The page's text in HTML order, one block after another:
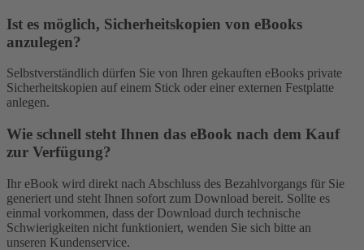
Ist es möglich, Sicherheitskopien von eBooks
anzulegen?
Selbstverständlich dürfen Sie von Ihren gekauften eBooks private
Sicherheitskopien auf einem Stick oder einer externen Festplatte
anlegen.
Wie schnell steht Ihnen das eBook nach dem Kauf
zur Verfügung?
Ihr eBook wird direkt nach Abschluss des Bezahlvorgangs für Sie
generiert und steht Ihnen sofort zum Download bereit. Sollte es
einmal vorkommen, dass der Download durch technische
Schwierigkeiten nicht funktioniert, wenden Sie sich bitte an
unseren Kundenservice.